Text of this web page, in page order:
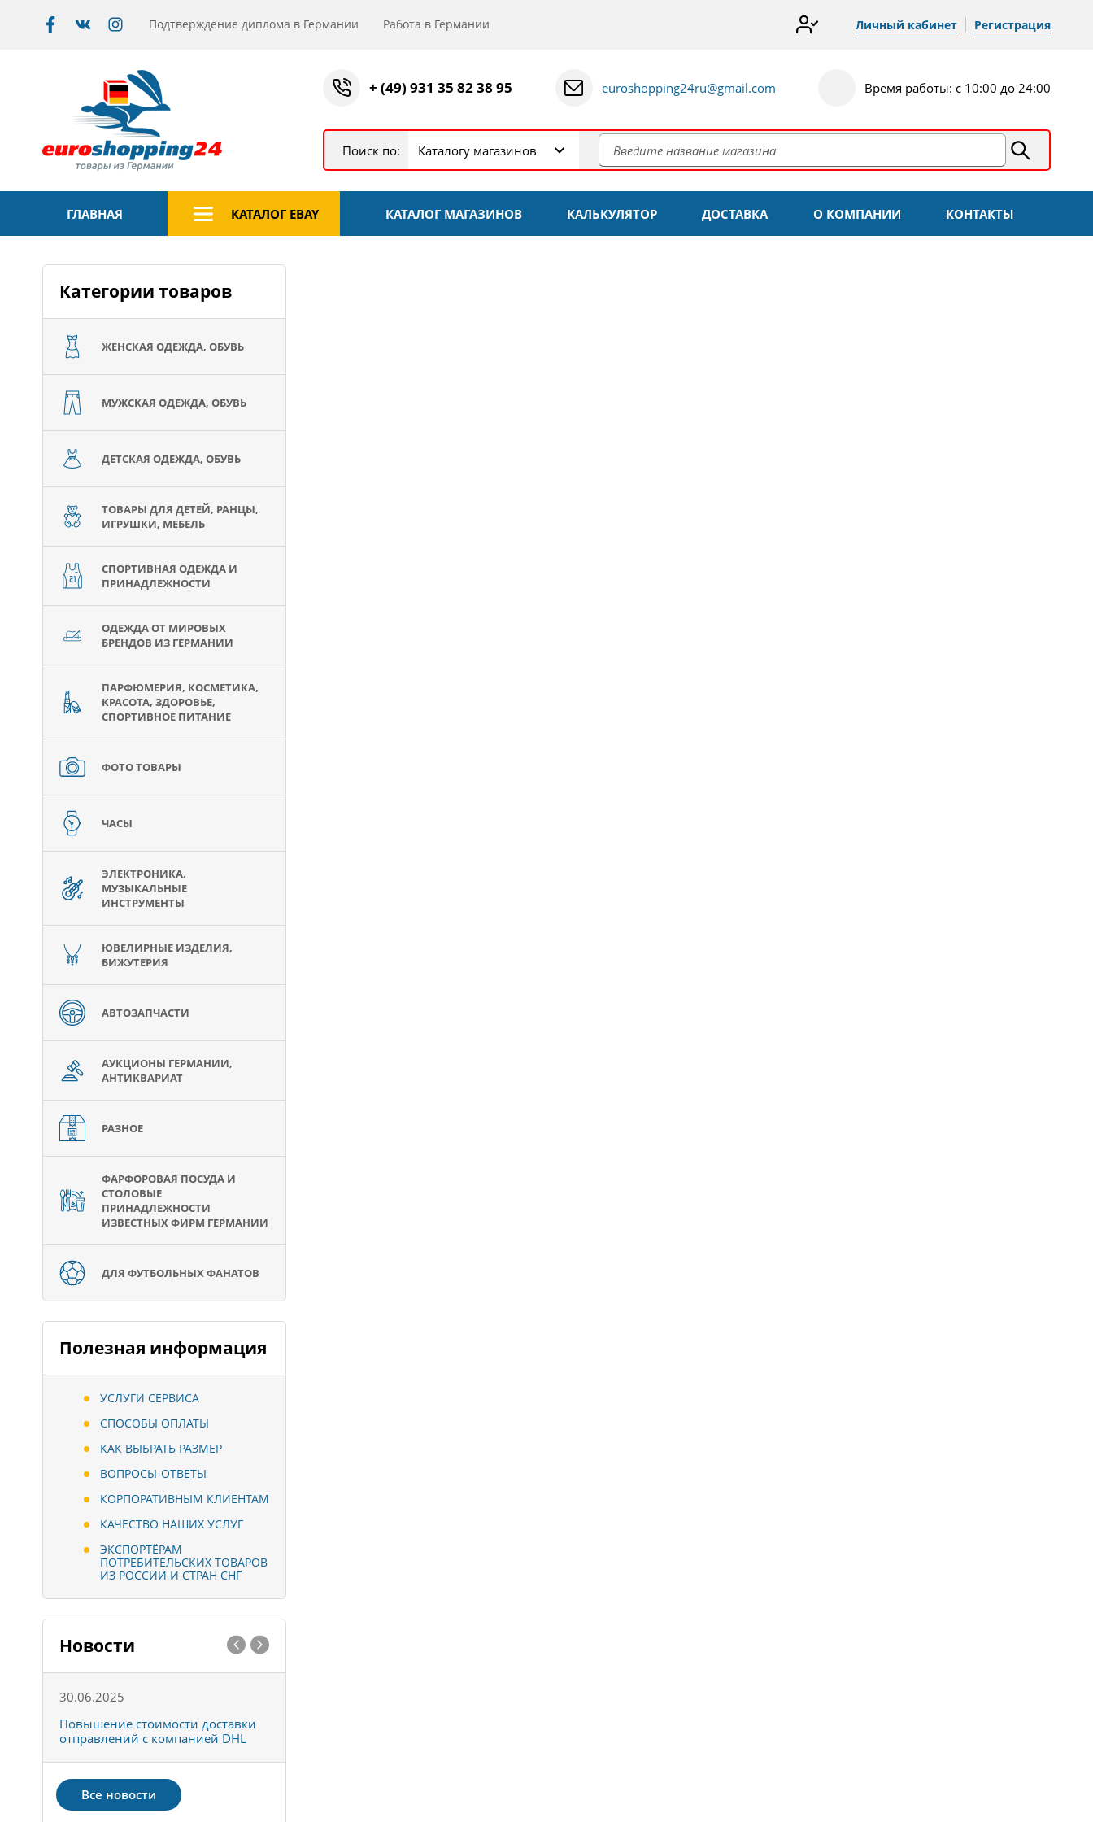
Подтверждение диплома в Германии Работа в Германии Личный кабинет Регистрация
+ (49) 931 35 82 38 95 euroshopping24ru@gmail.com Время работы: с 10:00 до 24:00
Поиск по: Каталогу магазинов
ГЛАВНАЯ КАТАЛОГ EBAY КАТАЛОГ МАГАЗИНОВ КАЛЬКУЛЯТОР ДОСТАВКА О КОМПАНИИ КОНТАКТЫ
Категории товаров
ЖЕНСКАЯ ОДЕЖДА, ОБУВЬ
МУЖСКАЯ ОДЕЖДА, ОБУВЬ
ДЕТСКАЯ ОДЕЖДА, ОБУВЬ
ТОВАРЫ ДЛЯ ДЕТЕЙ, РАНЦЫ,
ИГРУШКИ, МЕБЕЛЬ
СПОРТИВНАЯ ОДЕЖДА И
ПРИНАДЛЕЖНОСТИ
ОДЕЖДА ОТ МИРОВЫХ
БРЕНДОВ ИЗ ГЕРМАНИИ
ПАРФЮМЕРИЯ, КОСМЕТИКА,
КРАСОТА, ЗДОРОВЬЕ,
СПОРТИВНОЕ ПИТАНИЕ
ФОТО ТОВАРЫ
ЧАСЫ
ЭЛЕКТРОНИКА,
МУЗЫКАЛЬНЫЕ
ИНСТРУМЕНТЫ
ЮВЕЛИРНЫЕ ИЗДЕЛИЯ,
БИЖУТЕРИЯ
АВТОЗАПЧАСТИ
АУКЦИОНЫ ГЕРМАНИИ,
АНТИКВАРИАТ
РАЗНОЕ
ФАРФОРОВАЯ ПОСУДА И
СТОЛОВЫЕ
ПРИНАДЛЕЖНОСТИ
ИЗВЕСТНЫХ ФИРМ ГЕРМАНИИ
ДЛЯ ФУТБОЛЬНЫХ ФАНАТОВ
Полезная информация
УСЛУГИ СЕРВИСА
СПОСОБЫ ОПЛАТЫ
КАК ВЫБРАТЬ РАЗМЕР
ВОПРОСЫ-ОТВЕТЫ
КОРПОРАТИВНЫМ КЛИЕНТАМ
КАЧЕСТВО НАШИХ УСЛУГ
ЭКСПОРТЁРАМ
ПОТРЕБИТЕЛЬСКИХ ТОВАРОВ
ИЗ РОССИИ И СТРАН СНГ
Новости
30.06.2025
Повышение стоимости доставки
отправлений с компанией DHL
Все новости